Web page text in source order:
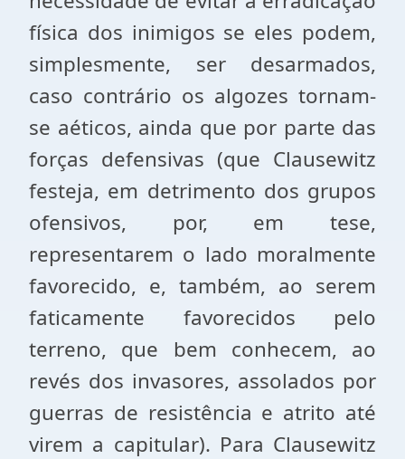
física dos inimigos se eles podem,
simplesmente, ser desarmados,
caso contrário os algozes tornam-
se aéticos, ainda que por parte das
forças defensivas (que Clausewitz
festeja, em detrimento dos grupos
ofensivos, por, em tese,
representarem o lado moralmente
favorecido, e, também, ao serem
faticamente favorecidos pelo
terreno, que bem conhecem, ao
revés dos invasores, assolados por
guerras de resistência e atrito até
virem a capitular). Para Clausewitz